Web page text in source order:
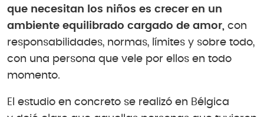
que necesitan los niños es crecer en un
ambiente equilibrado cargado de amor, con
responsabilidades, normas, límites y sobre todo,
con una persona que vele por ellos en todo
momento.
El estudio en concreto se realizó en Bélgica